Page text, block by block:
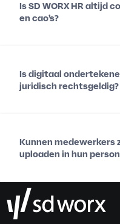
Is SD WORX HR altijd
en cao’s?
Is digitaal
juridisch rechtsgeldig?
Kunnen medewerkers
uploaden in hun